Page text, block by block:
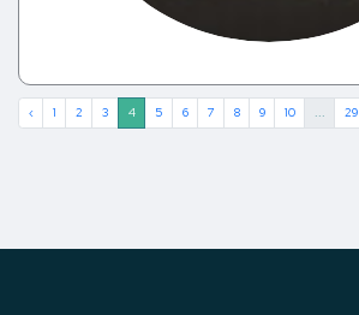
‹ 1 2 3 4 5 6 7 8 9 10 ... 29